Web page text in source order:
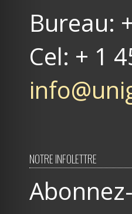
Bureau:
Cel: + 1
NOTRE INFOLETTRE